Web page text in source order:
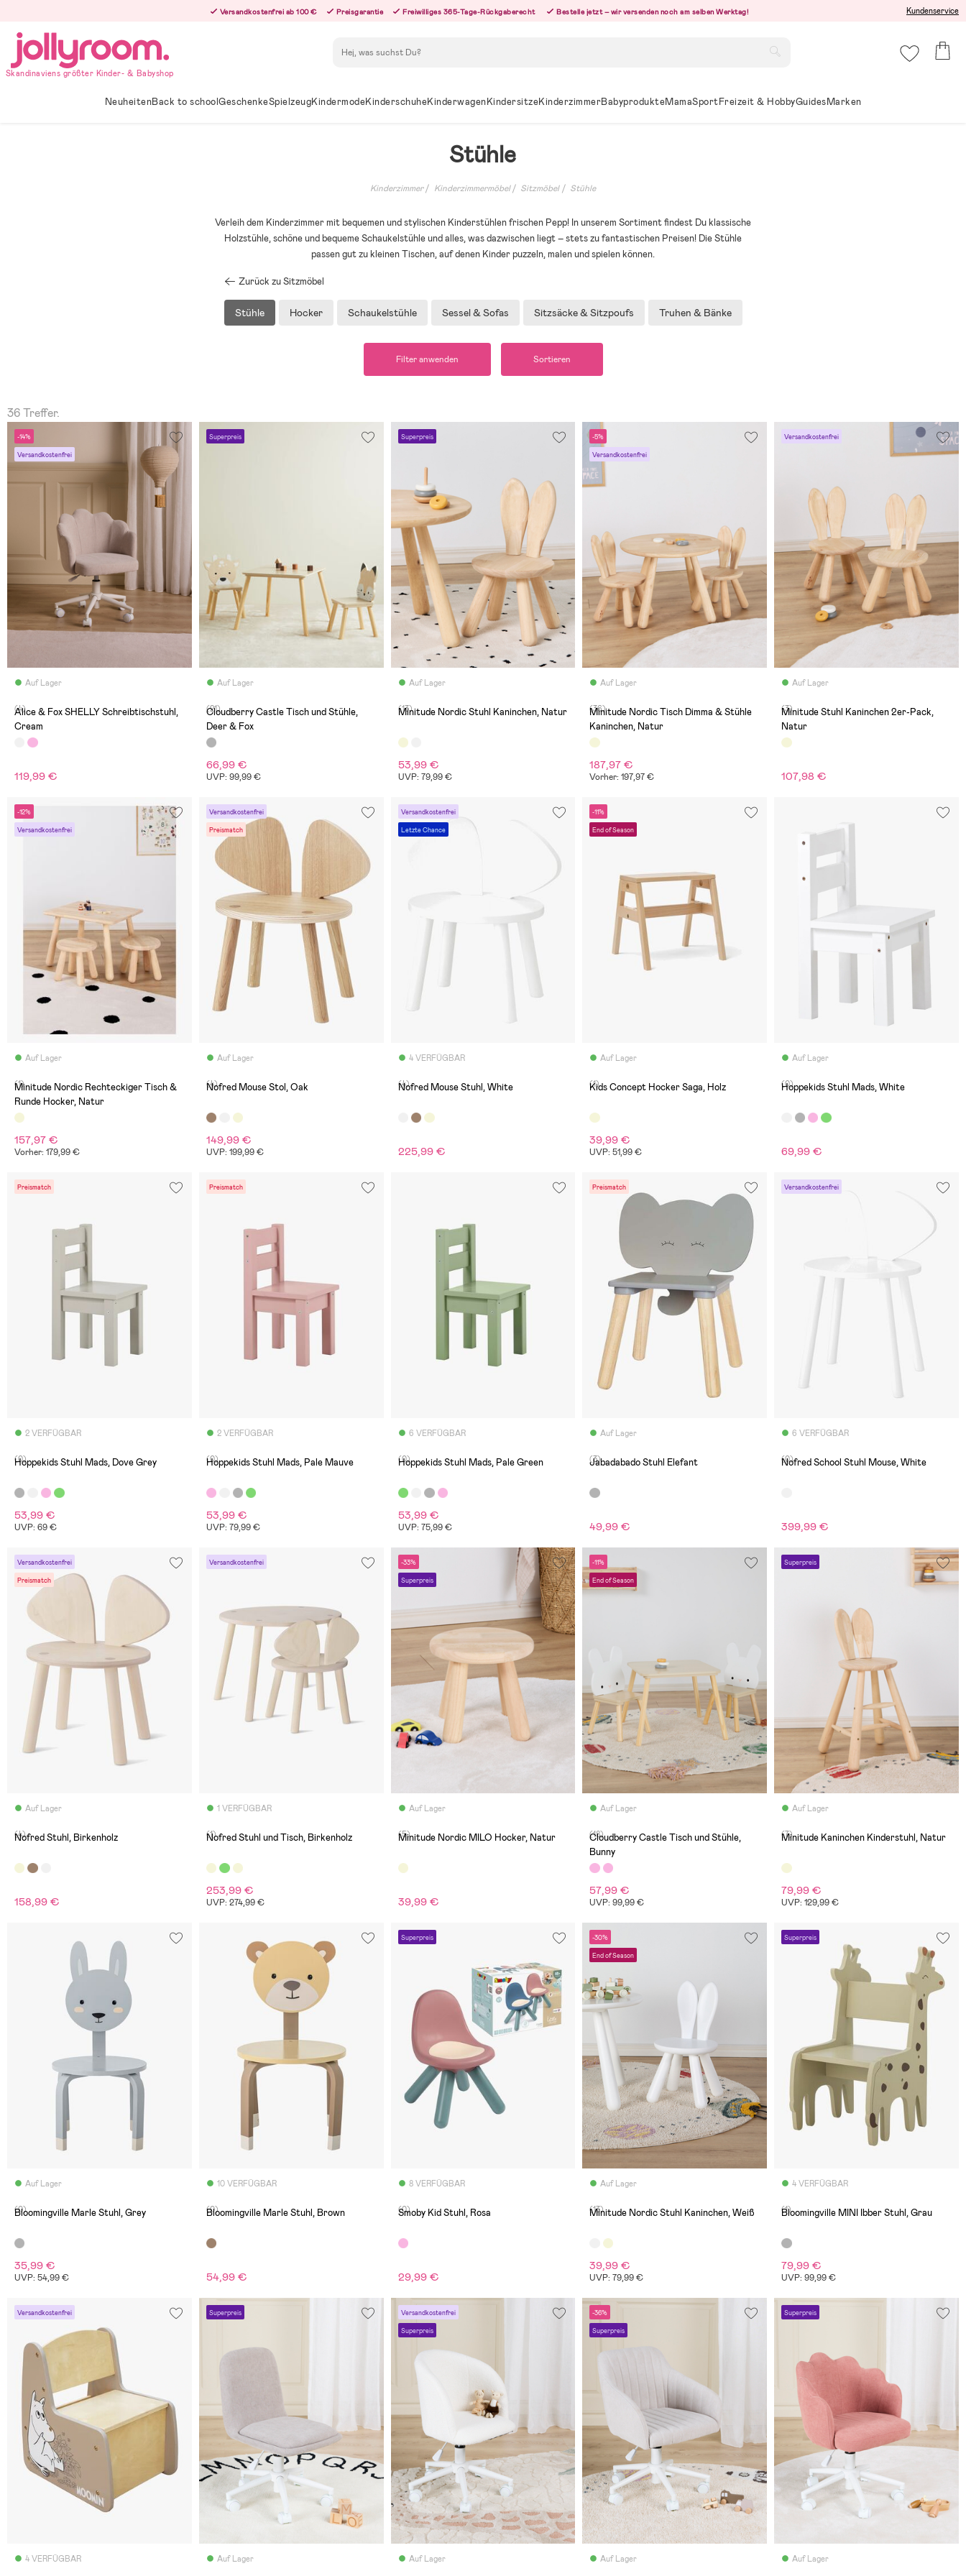
innehållet
Versandkostenfrei ab 100 € Preisgarantie Freiwilliges 365-Tage-Rückgaberecht Bestelle jetzt – wir versenden noch am selben Werktag! Kundenservice
Skandinaviens größter Kinder- & Babyshop
NeuheitenBack to schoolGeschenkeSpielzeugKindermodeKinderschuheKinderwagenKindersitzeKinderzimmerBabyprodukteMamaSportFreizeit & HobbyGuidesMarken
Stühle
Kinderzimmer Kinderzimmermöbel Sitzmöbel Stühle
Verleih dem Kinderzimmer mit bequemen und stylischen Kinderstühlen frischen Pepp! In unserem Sortiment findest Du klassische
Holzstühle, schöne und bequeme Schaukelstühle und alles, was dazwischen liegt – stets zu fantastischen Preisen! Die Stühle
passen gut zu kleinen Tischen, auf denen Kinder puzzeln, malen und spielen können.
Zurück zu Sitzmöbel
Stühle Hocker Schaukelstühle Sessel & Sofas Sitzsäcke & Sitzpoufs Truhen & Bänke
Filter anwenden Sortieren
36 Treffer.
-14%
Versandkostenfrei
Auf Lager
(4)
Alice & Fox SHELLY Schreibtischstuhl,
Cream
119,99 €
Superpreis
Auf Lager
(21)
Cloudberry Castle Tisch und Stühle,
Deer & Fox
66,99 €
UVP: 99,99 €
Superpreis
Auf Lager
(13)
Minitude Nordic Stuhl Kaninchen, Natur
53,99 €
UVP: 79,99 €
-5%
Versandkostenfrei
Auf Lager
(36)
Minitude Nordic Tisch Dimma & Stühle
Kaninchen, Natur
187,97 €
Vorher: 197,97 €
Versandkostenfrei
Auf Lager
(3)
Minitude Stuhl Kaninchen 2er-Pack,
Natur
107,98 €
-12%
Versandkostenfrei
Auf Lager
(1)
Minitude Nordic Rechteckiger Tisch &
Runde Hocker, Natur
157,97 €
Vorher: 179,99 €
Versandkostenfrei
Preismatch
Auf Lager
(4)
Nofred Mouse Stol, Oak
149,99 €
UVP: 199,99 €
Versandkostenfrei
Letzte Chance
4 VERFÜGBAR
(4)
Nofred Mouse Stuhl, White
225,99 €
-11%
End of Season
Auf Lager
(1)
Kids Concept Hocker Saga, Holz
39,99 €
UVP: 51,99 €
Auf Lager
(0)
Hoppekids Stuhl Mads, White
69,99 €
Preismatch
2 VERFÜGBAR
(0)
Hoppekids Stuhl Mads, Dove Grey
53,99 €
UVP: 69 €
Preismatch
2 VERFÜGBAR
(0)
Hoppekids Stuhl Mads, Pale Mauve
53,99 €
UVP: 79,99 €
6 VERFÜGBAR
(0)
Hoppekids Stuhl Mads, Pale Green
53,99 €
UVP: 75,99 €
Preismatch
Auf Lager
(3)
Jabadabado Stuhl Elefant
49,99 €
Versandkostenfrei
6 VERFÜGBAR
(0)
Nofred School Stuhl Mouse, White
399,99 €
Versandkostenfrei
Preismatch
Auf Lager
(4)
Nofred Stuhl, Birkenholz
158,99 €
Versandkostenfrei
1 VERFÜGBAR
(1)
Nofred Stuhl und Tisch, Birkenholz
253,99 €
UVP: 274,99 €
-33%
Superpreis
Auf Lager
(5)
Minitude Nordic MILO Hocker, Natur
39,99 €
-11%
End of Season
Auf Lager
(18)
Cloudberry Castle Tisch und Stühle,
Bunny
57,99 €
UVP: 99,99 €
Superpreis
Auf Lager
(7)
Minitude Kaninchen Kinderstuhl, Natur
79,99 €
UVP: 129,99 €
Auf Lager
(0)
Bloomingville Marle Stuhl, Grey
35,99 €
UVP: 54,99 €
10 VERFÜGBAR
(0)
Bloomingville Marle Stuhl, Brown
54,99 €
Superpreis
8 VERFÜGBAR
(0)
Smoby Kid Stuhl, Rosa
29,99 €
-30%
End of Season
Auf Lager
(13)
Minitude Nordic Stuhl Kaninchen, Weiß
39,99 €
UVP: 79,99 €
Superpreis
4 VERFÜGBAR
(1)
Bloomingville MINI Ibber Stuhl, Grau
79,99 €
UVP: 99,99 €
Versandkostenfrei
4 VERFÜGBAR
Superpreis
Auf Lager
Versandkostenfrei
Superpreis
Auf Lager
-36%
Superpreis
Auf Lager
Superpreis
Auf Lager